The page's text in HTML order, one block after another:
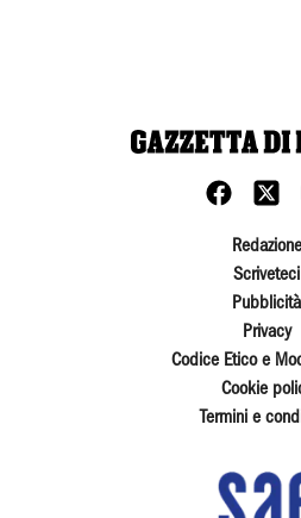
Redazione
Scriveteci
Pubblicità
Privacy
Codice Etico e
Cookie
Termini e